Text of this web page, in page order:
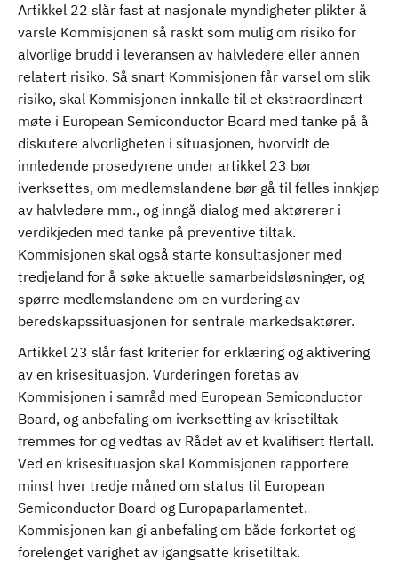
Artikkel 22 slår fast at nasjonale myndigheter plikter å
varsle Kommisjonen så raskt som mulig om risiko for
alvorlige brudd i leveransen av halvledere eller annen
relatert risiko. Så snart Kommisjonen får varsel om slik
risiko, skal Kommisjonen innkalle til et ekstraordinært
møte i European Semiconductor Board med tanke på å
diskutere alvorligheten i situasjonen, hvorvidt de
innledende prosedyrene under artikkel 23 bør
iverksettes, om medlemslandene bør gå til felles innkjøp
av halvledere mm., og inngå dialog med aktørerer i
verdikjeden med tanke på preventive tiltak.
Kommisjonen skal også starte konsultasjoner med
tredjeland for å søke aktuelle samarbeidsløsninger, og
spørre medlemslandene om en vurdering av
beredskapssituasjonen for sentrale markedsaktører.
Artikkel 23 slår fast kriterier for erklæring og aktivering
av en krisesituasjon. Vurderingen foretas av
Kommisjonen i samråd med European Semiconductor
Board, og anbefaling om iverksetting av krisetiltak
fremmes for og vedtas av Rådet av et kvalifisert flertall.
Ved en krisesituasjon skal Kommisjonen rapportere
minst hver tredje måned om status til European
Semiconductor Board og Europaparlamentet.
Kommisjonen kan gi anbefaling om både forkortet og
forelenget varighet av igangsatte krisetiltak.